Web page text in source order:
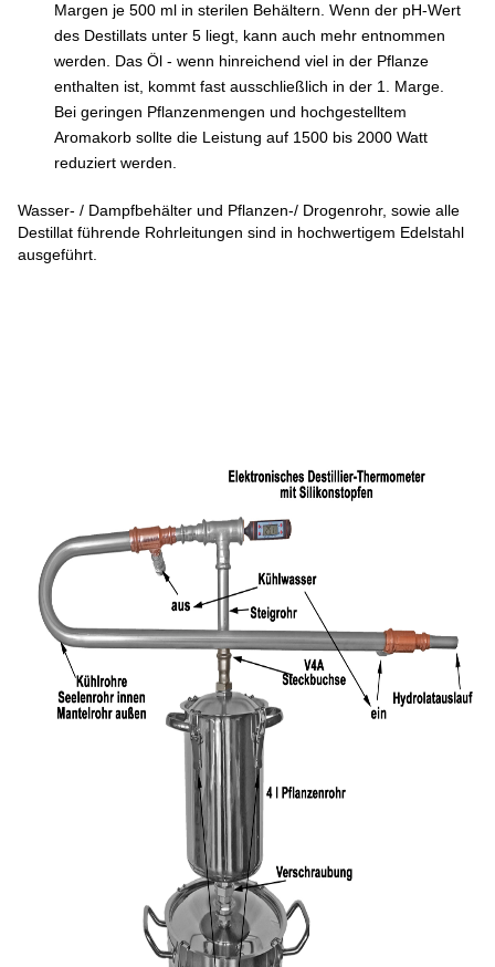
Margen je 500 ml in sterilen Behältern. Wenn der pH-Wert
des Destillats unter 5 liegt, kann auch mehr entnommen
werden. Das Öl - wenn hinreichend viel in der Pflanze
enthalten ist, kommt fast ausschließlich in der 1. Marge.
Bei geringen Pflanzenmengen und hochgestelltem
Aromakorb sollte die Leistung auf 1500 bis 2000 Watt
reduziert werden.
Wasser- / Dampfbehälter und Pflanzen-/ Drogenrohr, sowie alle
Destillat führende Rohrleitungen sind in hochwertigem Edelstahl
ausgeführt.